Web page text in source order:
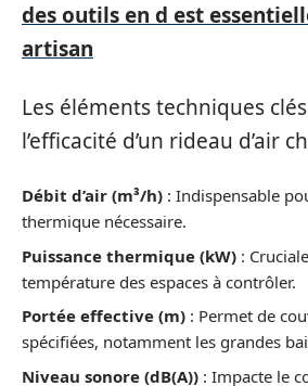
des outils en d est
artisan
Les éléments techniques
l’efficacité d’un rideau d’air
Débit d’air (m³/h) : Indispensable
thermique nécessaire.
Puissance thermique (kW) :
température des espaces à contrôler.
Portée effective (m) : Permet de
spécifiées, notamment les grandes
Niveau sonore (dB(A)) : Impacte le